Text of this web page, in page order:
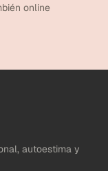
online
autoestima y